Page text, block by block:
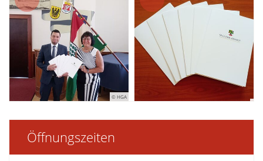
© HGA
Öffnungszeiten